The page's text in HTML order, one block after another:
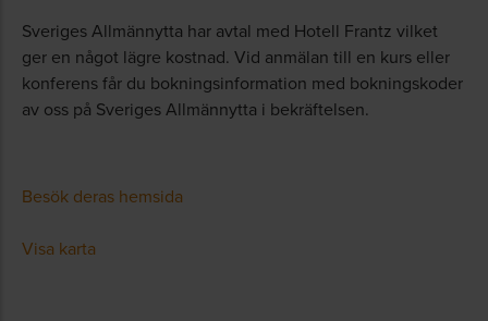
Sveriges Allmännytta har avtal med Hotell Frantz vilket
ger en något lägre kostnad. Vid anmälan till en kurs eller
konferens får du bokningsinformation med bokningskoder
av oss på Sveriges Allmännytta i bekräftelsen.
Besök deras hemsida
Visa karta